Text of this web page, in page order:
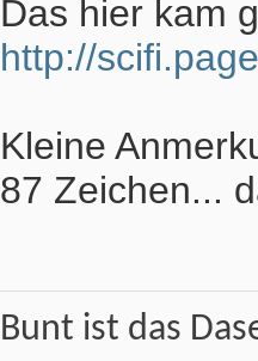
Das hier kam
http://
Kleine
87 Zeichen...
Bunt ist das